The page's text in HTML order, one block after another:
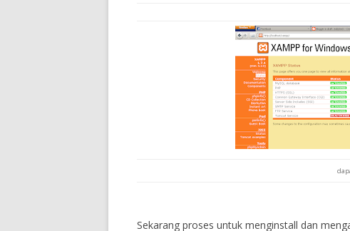
Sekarang proses untuk menginstall dan